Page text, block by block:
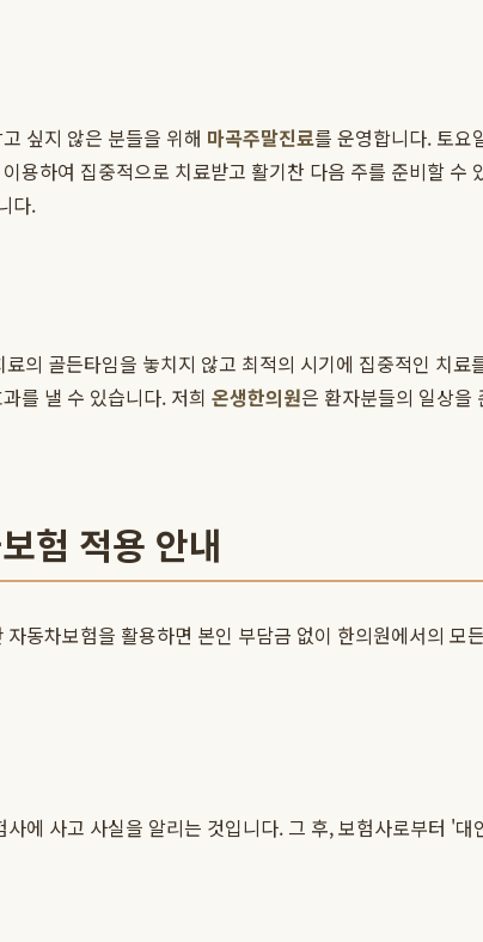
싶지 않은 분들을 위해 마곡주말진료를 운영합니다. 토요
용하여 집중적으로 치료받고 활기찬 다음 주를 준비할 수
다.
의 골든타임을 놓치지 않고 최적의 시기에 집중적인 치
를 낼 수 있습니다. 저희 온생한의원은 환자분들의 일상을
험 적용 안내
동차보험을 활용하면 본인 부담금 없이 한의원에서의 모
에 사고 사실을 알리는 것입니다. 그 후, 보험사로부터 '